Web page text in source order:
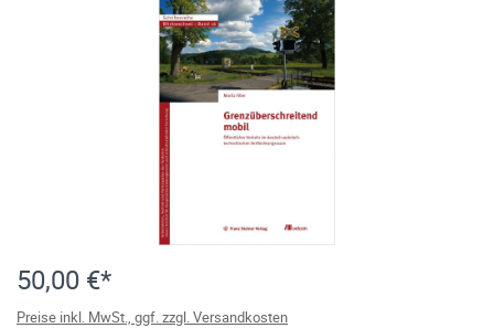
50,00 €*
Preise inkl. MwSt., ggf. zzgl. Versandkosten